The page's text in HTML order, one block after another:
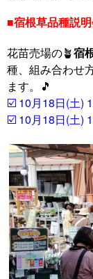
■宿根草品種説
花苗売場の🪴宿
種、組み合わせ
ます。🎵
☑️ 10月18日(土)
☑️ 10月18日(土)